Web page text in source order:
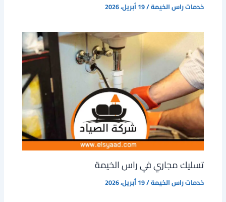
خدمات راس الخيمة/19 أبريل، 2026
تسليك مجاري في راس الخيمة
خدمات راس الخيمة/19 أبريل، 2026